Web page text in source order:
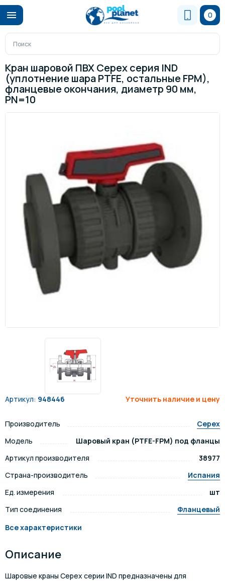
0
Кран шаровой ПВХ Cepex серия IND
(уплотнение шара PTFE, остальные FPM),
фланцевые окончания, диаметр 90 мм,
PN=10
Артикул: 948446 Уточнить наличие и цену
Производитель
Cepex
Модель
Шаровый кран (PTFE-FPM) под фланцы
Артикул производителя
38977
Страна-производитель
Испания
Ед. измерения
шт
Тип соединения
Фланцевый
Все характеристики
Описание
Шаровые краны Cepex серии IND предназначены для